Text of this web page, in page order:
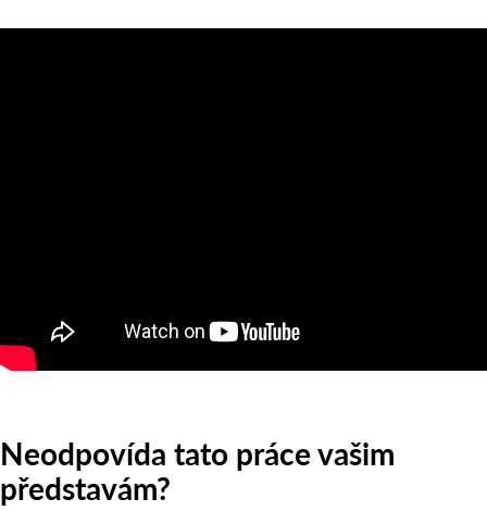
Neodpovída tato práce vašim
představám?